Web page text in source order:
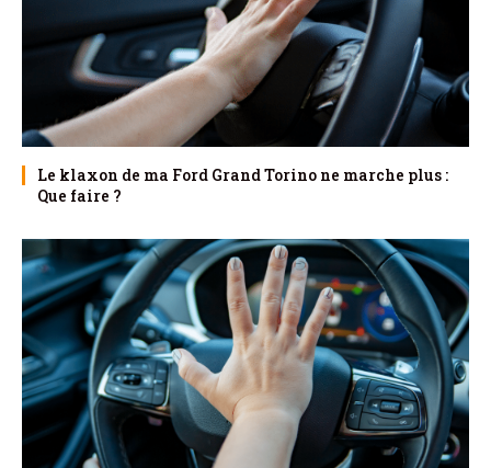
Le klaxon de ma Ford Grand Torino ne marche plus :
Que faire ?